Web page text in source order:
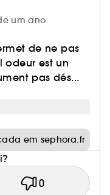
um ano
de ne pas
odeur est un
pas dés...
em sephora.fr
0